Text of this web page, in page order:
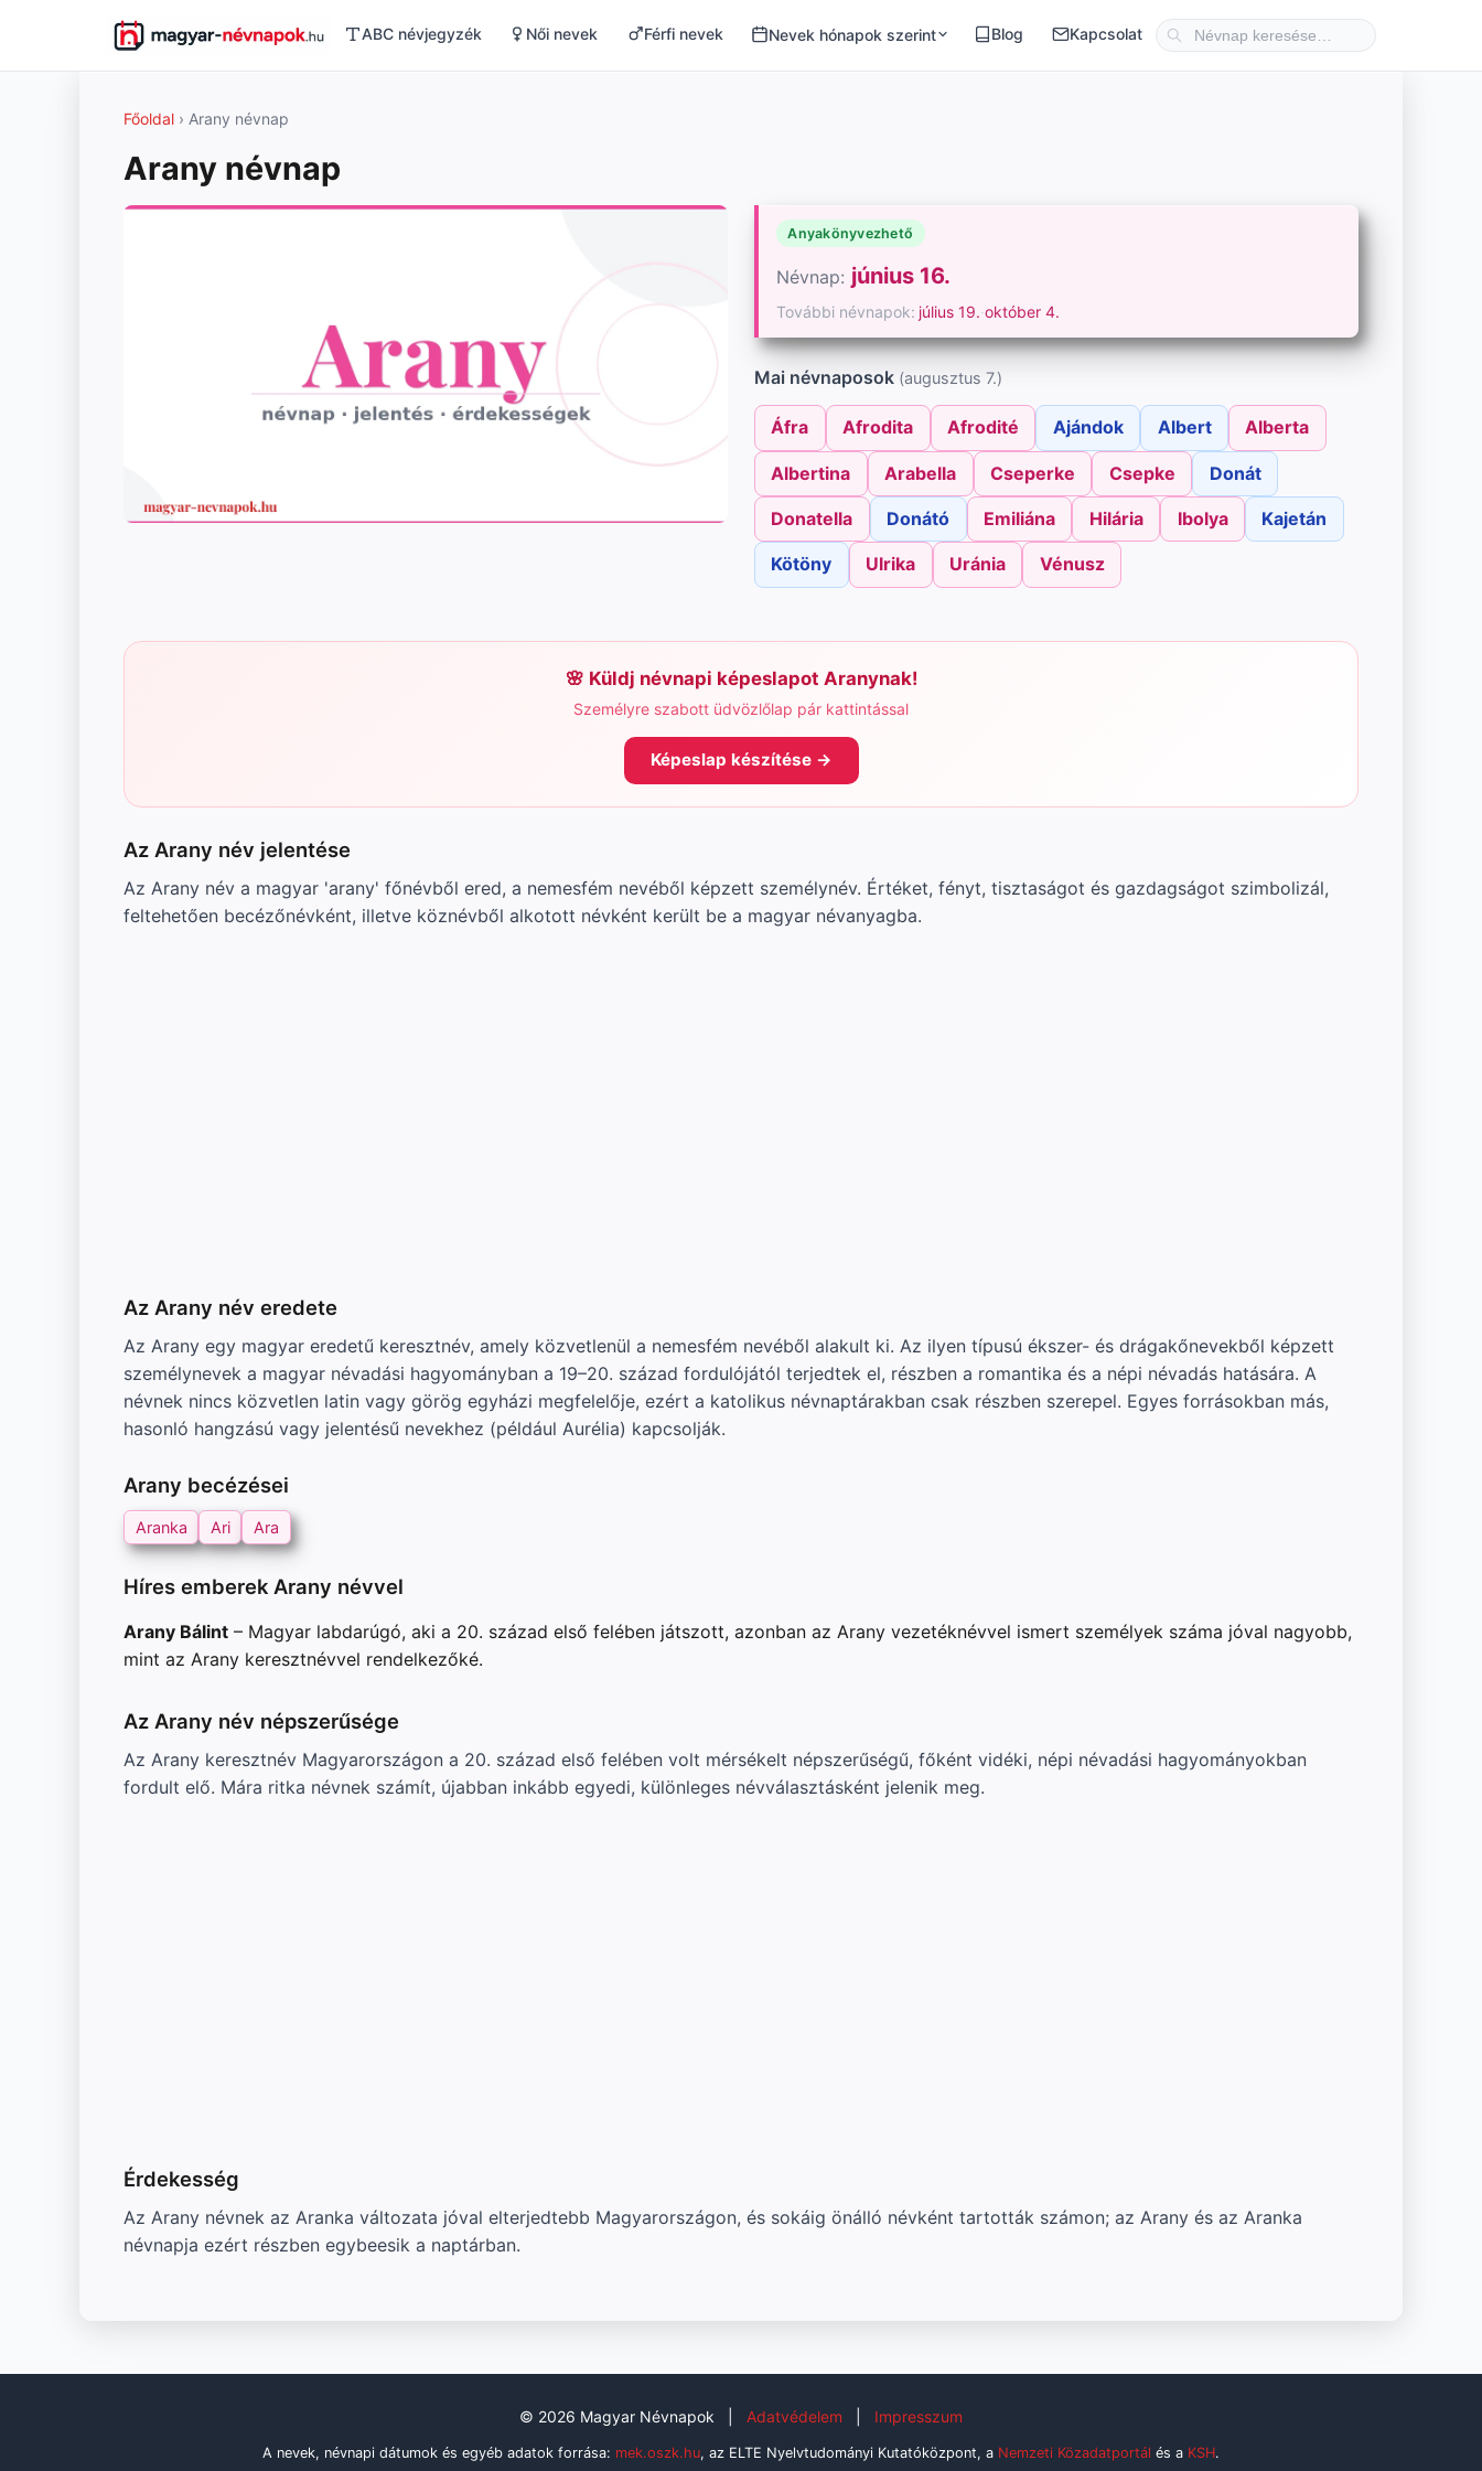
ABC névjegyzék Női nevek Férfi nevek Nevek hónapok szerint Blog Kapcsolat
Főoldal › Arany névnap
Arany névnap
Anyakönyvezhető
Névnap: június 16.
További névnapok: július 19.·október 4.
Mai névnaposok (augusztus 7.)
Áfra Afrodita Afrodité Ajándok Albert Alberta
Albertina Arabella Cseperke Csepke Donát
Donatella Donátó Emiliána Hilária Ibolya Kajetán
Kötöny Ulrika Uránia Vénusz
Küldj névnapi képeslapot Aranynak!
Személyre szabott üdvözlőlap pár kattintással
Képeslap készítése →
Az Arany név jelentése
Az Arany név a magyar 'arany' főnévből ered, a nemesfém nevéből képzett személynév. Értéket, fényt, tisztaságot és gazdagságot szimbolizál,
feltehetően becézőnévként, illetve köznévből alkotott névként került be a magyar névanyagba.
Az Arany név eredete
Az Arany egy magyar eredetű keresztnév, amely közvetlenül a nemesfém nevéből alakult ki. Az ilyen típusú ékszer- és drágakőnevekből képzett
személynevek a magyar névadási hagyományban a 19–20. század fordulójától terjedtek el, részben a romantika és a népi névadás hatására. A
névnek nincs közvetlen latin vagy görög egyházi megfelelője, ezért a katolikus névnaptárakban csak részben szerepel. Egyes forrásokban más,
hasonló hangzású vagy jelentésű nevekhez (például Aurélia) kapcsolják.
Arany becézései
Aranka Ari Ara
Híres emberek Arany névvel
Arany Bálint – Magyar labdarúgó, aki a 20. század első felében játszott, azonban az Arany vezetéknévvel ismert személyek száma jóval nagyobb,
mint az Arany keresztnévvel rendelkezőké.
Az Arany név népszerűsége
Az Arany keresztnév Magyarországon a 20. század első felében volt mérsékelt népszerűségű, főként vidéki, népi névadási hagyományokban
fordult elő. Mára ritka névnek számít, újabban inkább egyedi, különleges névválasztásként jelenik meg.
Érdekesség
Az Arany névnek az Aranka változata jóval elterjedtebb Magyarországon, és sokáig önálló névként tartották számon; az Arany és az Aranka
névnapja ezért részben egybeesik a naptárban.
© 2026 Magyar Névnapok Adatvédelem Impresszum
A nevek, névnapi dátumok és egyéb adatok forrása: mek.oszk.hu, az ELTE Nyelvtudományi Kutatóközpont, a Nemzeti Közadatportál és a KSH.